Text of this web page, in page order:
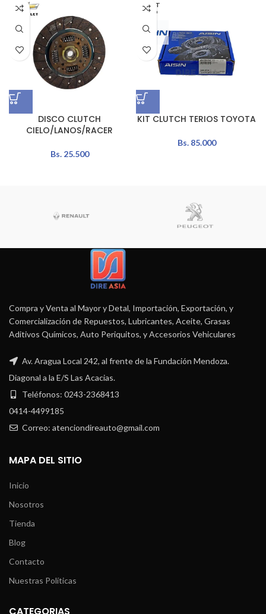
DISCO CLUTCH
CIELO/LANOS/RACER
Bs.25.500
AGOT
ADO
KIT CLUTCH TERIOS TOYOTA
Bs.85.000
Compra y Venta al Mayor y Detal, Importación, Exportación, y
Comercialización de Repuestos, Lubricantes, Aceite, Grasas
Aditivos Químicos, Auto Periquitos, y Accesorios Vehiculares
Av. Aragua Local 242, al frente de la Fundación Mendoza.
Diagonal a la E/S Las Acacias.
Teléfonos: 0243-2368413
0414-4499185
Correo: atenciondireauto@gmail.com
MAPA DEL SITIO
Inicio
Nosotros
Tienda
Blog
Contacto
Nuestras Políticas